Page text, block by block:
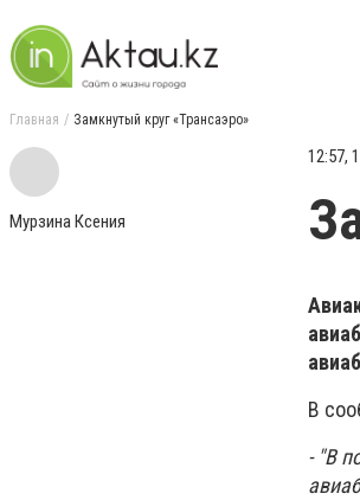
Главная Замкнутый круг «Трансаэро»
Мурзина Ксения
12:57,
В
- "В